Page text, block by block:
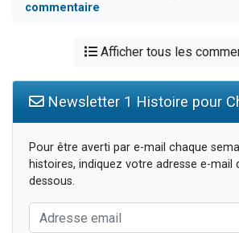
commentaire
Afficher tous les
Newsletter 1 Histoire pour
Pour être averti par e-mail chaque
histoires, indiquez votre adresse e-mail
dessous.